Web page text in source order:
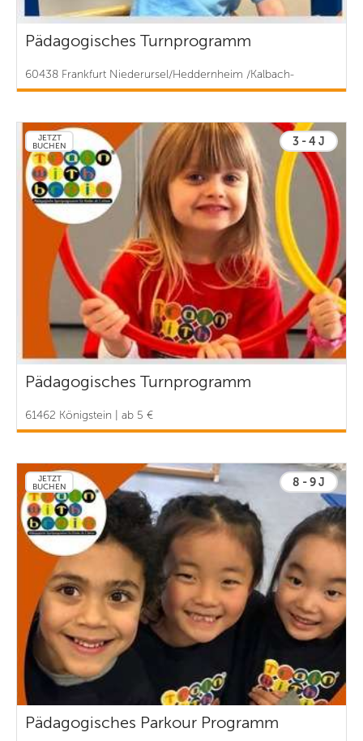
Pädagogisches Turnprogramm
60438 Frankfurt Niederursel/Heddernheim /Kalbach-
Riedberg | ab 5 €
JETZT
BUCHEN
3 - 4 J
Pädagogisches Turnprogramm
61462 Königstein | ab 5 €
JETZT
BUCHEN
8 - 9 J
Pädagogisches Parkour Programm